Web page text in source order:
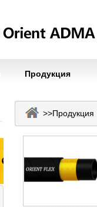
Продукция
>>Продукция